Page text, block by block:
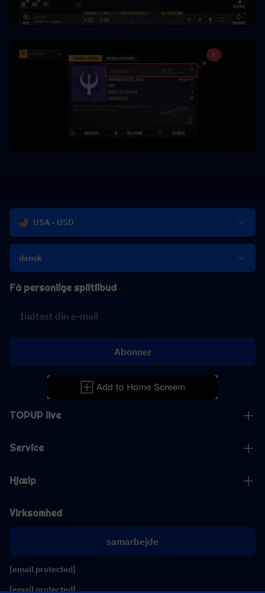
USA - USD
dansk
TOPUP live
Service
Hjælp
Virksomhed
samarbejde
[email protected]
[email protected]
Få personlige spiltilbud
Abonner